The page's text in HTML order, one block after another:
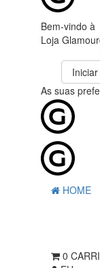
Bem-vindo à
Loja
As suas
HOME
0